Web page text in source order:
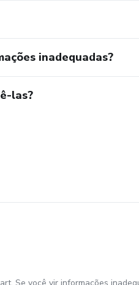
inadequadas?
las?